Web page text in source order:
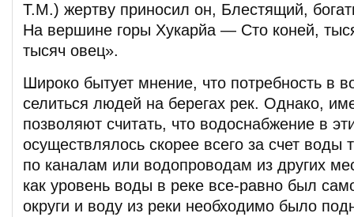
Т.М.) жертву приносил он, Блестящий,
На вершине горы Хукарйа — Сто коней,
тысяч овец».
Широко бытует мнение, что потребность в
селиться людей на берегах рек. Однако,
позволяют считать, что водоснабжение в
осуществлялось скорее всего за счет воды
по каналам или водопроводам из других
как уровень воды в реке все-равно был
округи и воду из реки необходимо было